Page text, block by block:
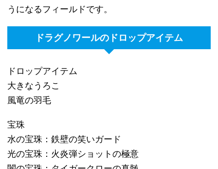
うになるフィールドです。
ドラグノワールのドロップアイテム
ドロップアイテム
大きなうろこ
風竜の羽毛
宝珠
水の宝珠：鉄壁の笑いガード
光の宝珠：火炎弾ショットの極意